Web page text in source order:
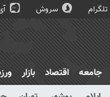
تلگرام سروش
جامعه اقتصاد بازار